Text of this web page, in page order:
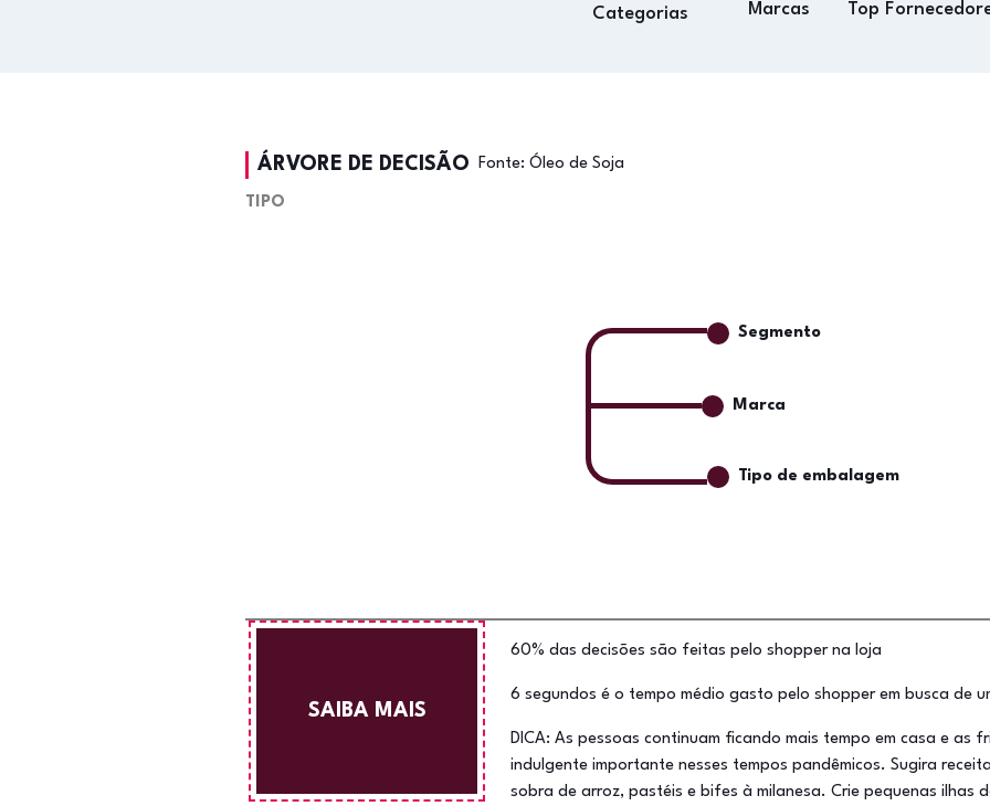
Categorias Marcas Top
ÁRVORE DE DECISÃO Fonte: Óleo de Soja
TIPO
Segmento
Marca
Tipo de embalagem
SAIBA MAIS
60% das decisões são feitas pelo shopper na loja
6 segundos é o tempo médio gasto pelo shopper em busca de
DICA: As pessoas continuam ficando mais tempo em casa e as
indulgente importante nesses tempos pandêmicos. Sugira
sobra de arroz, pastéis e bifes à milanesa. Crie pequenas ilhas